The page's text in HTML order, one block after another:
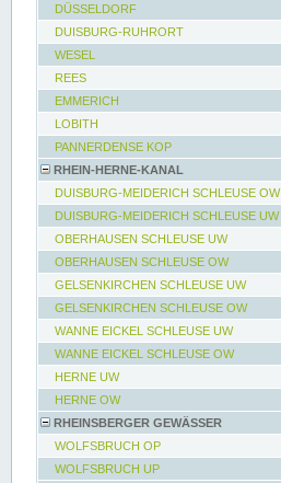
DÜSSELDORF
DUISBURG-RUHRORT
WESEL
REES
EMMERICH
LOBITH
PANNERDENSE KOP
RHEIN-HERNE-KANAL
DUISBURG-MEIDERICH SCHLEUSE OW
DUISBURG-MEIDERICH SCHLEUSE UW
OBERHAUSEN SCHLEUSE UW
OBERHAUSEN SCHLEUSE OW
GELSENKIRCHEN SCHLEUSE UW
GELSENKIRCHEN SCHLEUSE OW
WANNE EICKEL SCHLEUSE UW
WANNE EICKEL SCHLEUSE OW
HERNE UW
HERNE OW
RHEINSBERGER GEWÄSSER
WOLFSBRUCH OP
WOLFSBRUCH UP